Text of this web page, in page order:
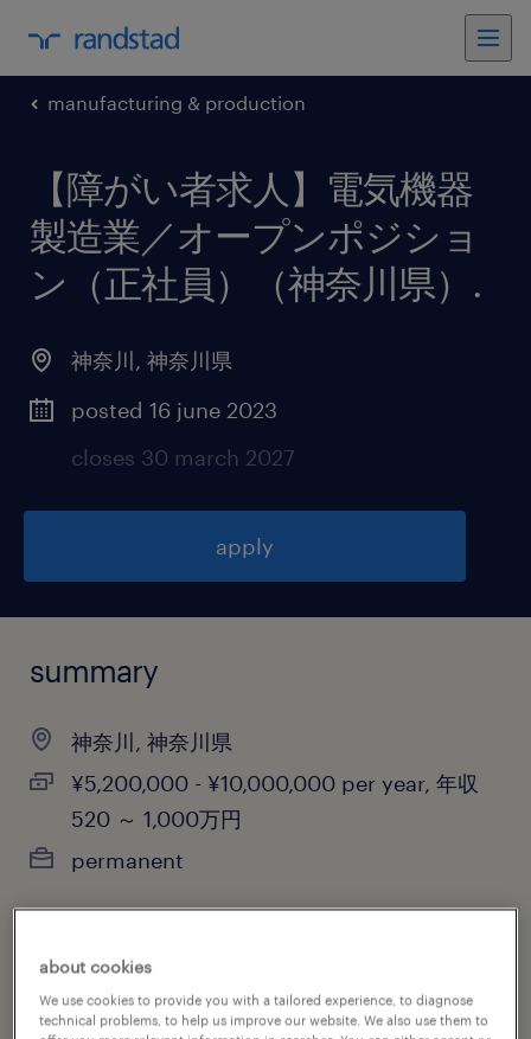
manufacturing & production
【障がい者求人】電気機器
製造業／オープンポジショ
ン（正社員）（神奈川県） .
神奈川 , 神奈川県
posted 16 june 2023
closes 30 march 2027
apply
summary
神奈川, 神奈川県
¥5,200,000 - ¥10,000,000 per year, 年収
520 ～ 1,000万円
permanent
job category
manufacturing & production
about cookies
We use cookies to provide you with a tailored experience, to diagnose
technical problems, to help us improve our website. We also use them to